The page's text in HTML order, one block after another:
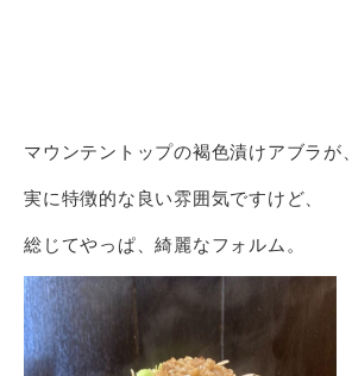
マウンテントップの褐色漬けアブラが、
実に特徴的な良い雰囲気ですけど、
総じてやっぱ、綺麗なフォルム。